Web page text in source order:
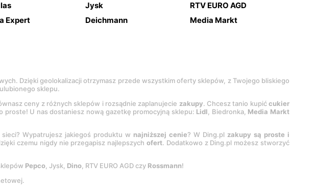
Jysk
RTV EURO AGD
Expert Deichmann Media Markt
Dzięki geolokalizacji otrzymasz przede wszystkim oferty sklepów, z Twojego bliskiego
sklepu.
ceny z różnych sklepów i rozsądnie zaplanujecie zakupy. Chcesz tanio kupićcukier
proste! U nas dostaniesz nową gazetkę promocyjną sklepu: Lidl, Biedronka, Media Markt
Wypatrujesz jakiegoś produktu w najniższej cenie? W Ding.pl zakupy są proste i
czemu nigdy nie przegapisz najlepszychofert. Dodatkowo z Ding.pl możesz stworzyć
Pepco, Jysk, Dino, RTV EURO AGD czy Rossmann!